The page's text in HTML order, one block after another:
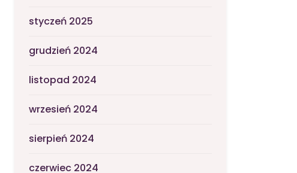
styczeń 2025
grudzień 2024
listopad 2024
wrzesień 2024
sierpień 2024
czerwiec 2024